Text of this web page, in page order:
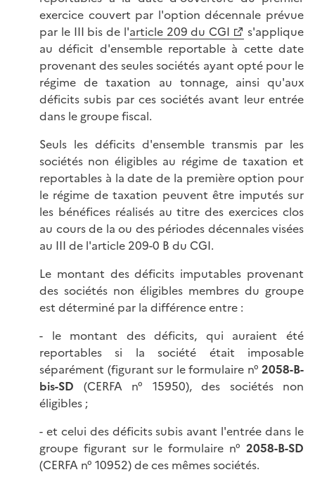
exercice couvert par l'option décennale prévue
par le III bis de l'article 209 du CGI
s'applique
au déficit d'ensemble reportable à cette date
provenant des seules sociétés ayant opté pour le
régime de taxation au tonnage, ainsi qu'aux
déficits subis par ces sociétés avant leur entrée
dans le groupe fiscal.
Seuls les déficits d'ensemble transmis par les
sociétés non éligibles au régime de taxation et
reportables à la date de la première option pour
le régime de taxation peuvent être imputés sur
les bénéfices réalisés au titre des exercices clos
au cours de la ou des périodes décennales visées
au III de l'article 209-0 B du CGI.
Le montant des déficits imputables provenant
des sociétés non éligibles membres du groupe
est déterminé par la différence entre :
- le montant des déficits, qui auraient été
reportables si la société était imposable
séparément (figurant sur le formulaire n° 2058-B-
bis-SD (CERFA n° 15950), des sociétés non
éligibles ;
- et celui des déficits subis avant l'entrée dans le
groupe figurant sur le formulaire n° 2058-B-SD
(CERFA n° 10952) de ces mêmes sociétés.